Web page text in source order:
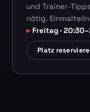
und Trainer-
nötig.
Freitag ·
Platz